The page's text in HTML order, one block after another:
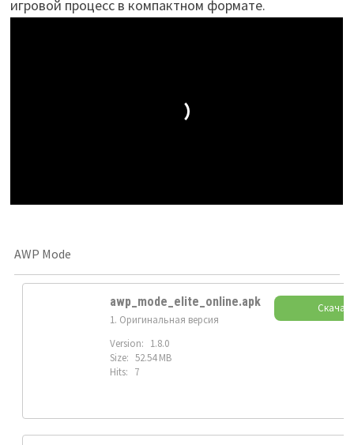
игровой процесс в компактном формате.
AWP Mode
awp_mode_elite_online.apk
1. Оригинальная версия
Version: 1.8.0
Size: 52.54 MB
Hits: 7